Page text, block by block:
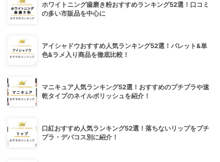
ホワイトニング歯磨き粉おすすめランキング52選！口コミ
の多い市販品を中心に
アイシャドウおすすめ人気ランキング52選！パレット&単
色&ラメ入り商品を徹底比較！
マニキュア人気ランキング52選！おすすめのプチプラや速
乾タイプのネイルポリッシュを紹介！
口紅おすすめ人気ランキング52選！落ちないリップをプチ
プラ・デパコス別に紹介！